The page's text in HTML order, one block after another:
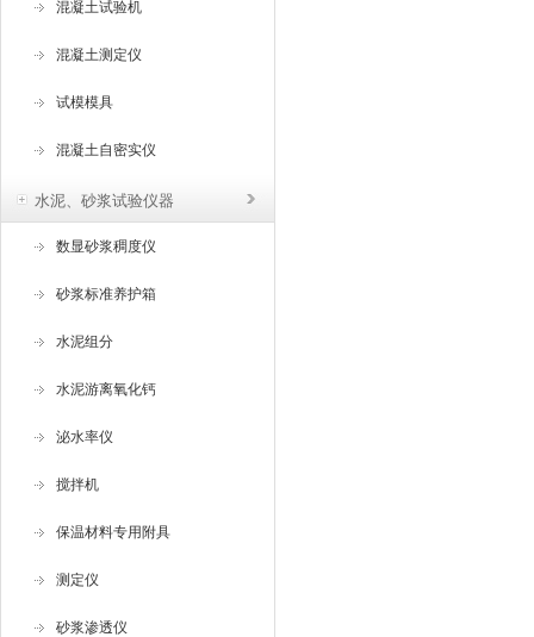
混凝土试验机
混凝土测定仪
试模模具
混凝土自密实仪
水泥、砂浆试验仪器
数显砂浆稠度仪
砂浆标准养护箱
水泥组分
水泥游离氧化钙
泌水率仪
搅拌机
保温材料专用附具
测定仪
砂浆渗透仪